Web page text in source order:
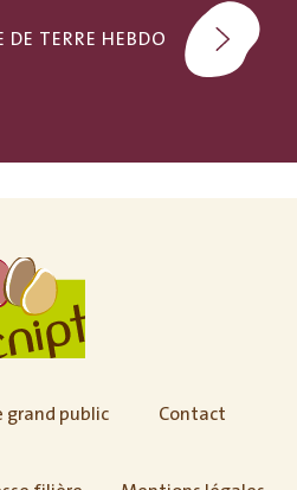
TERRE HEBDO
grand public Contact